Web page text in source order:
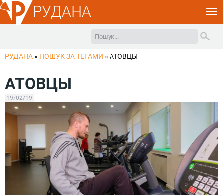
РУДАНА
РУДАНА » ПОШУК ЗА ТЕГАМИ » АТОВЦЫ
АТОВЦЫ
19/02/19